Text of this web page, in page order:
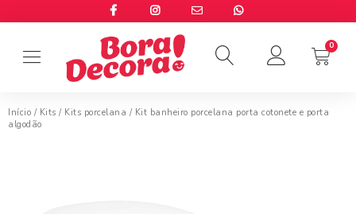
Início / Kits / Kits porcelana / Kit banheiro porcelana porta cotonete e porta
algodão